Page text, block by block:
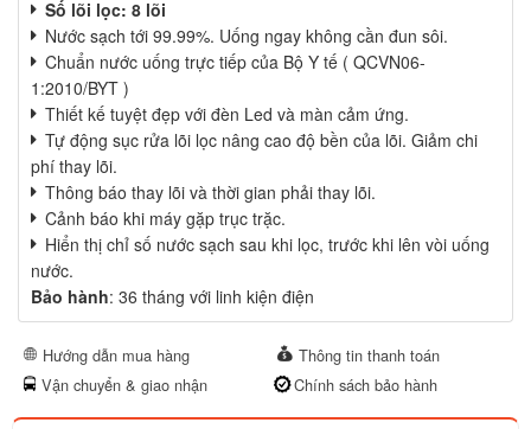
Số lõi lọc: 8 lõi
Nước sạch tới 99.99%. Uống ngay không cần đun sôi.
Chuẩn nước uống trực tiếp của Bộ Y tế ( QCVN06-
1:2010/BYT )
Thiết kế tuyệt đẹp với đèn Led và màn cảm ứng.
Tự động sục rửa lõi lọc nâng cao độ bền của lõi. Giảm chi
phí thay lõi.
Thông báo thay lõi và thời gian phải thay lõi.
Cảnh báo khi máy gặp trục trặc.
Hiển thị chỉ số nước sạch sau khi lọc, trước khi lên vòi uống
nước.
Bảo hành: 36 tháng với linh kiện điện
Hướng dẫn mua hàng
Thông tin thanh toán
Vận chuyển & giao nhận
Chính sách bảo hành